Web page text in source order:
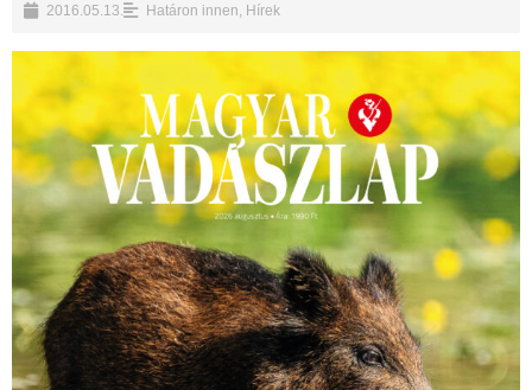
2016.05.13. Határon innen, Hírek